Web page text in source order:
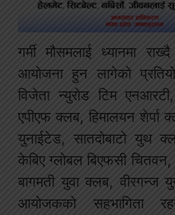
गर्मी मौसमलाई ध्यानमा
आयोजना हुन लागेको
विजेता न्युरोड टिम
एपीएफ क्लब, हिमालयन शेर्पा
युनाईटेड, सातदोबाटो युथ
केबिए ग्लोबल बिएफसी
बागमती युवा क्लब, वीरगन्ज
आयोजकको सहभागिता